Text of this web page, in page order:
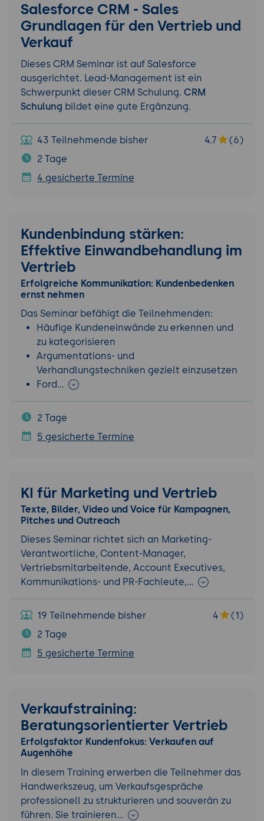
Salesforce CRM - Sales
Grundlagen für den Vertrieb und
Verkauf
Dieses CRM Seminar ist auf Salesforce
ausgerichtet. Lead-Management ist ein
Schwerpunkt dieser CRM Schulung. CRM
Schulung bildet eine gute Ergänzung.
43 Teilnehmende bisher 4.7
(6)
2 Tage
4 gesicherte Termine
Kundenbindung stärken:
Effektive Einwandbehandlung im
Vertrieb
Erfolgreiche Kommunikation: Kundenbedenken
ernst nehmen
Das Seminar befähigt die Teilnehmenden:
Häufige Kundeneinwände zu erkennen und
zu kategorisieren
Argumentations- und
Verhandlungstechniken gezielt einzusetzen
Ford…
2 Tage
5 gesicherte Termine
KI für Marketing und Vertrieb
Texte, Bilder, Video und Voice für Kampagnen,
Pitches und Outreach
Dieses Seminar richtet sich an Marketing-
Verantwortliche, Content-Manager,
Vertriebsmitarbeitende, Account Executives,
Kommunikations- und PR-Fachleute,…
19 Teilnehmende bisher 4
(1)
2 Tage
5 gesicherte Termine
Verkaufstraining:
Beratungsorientierter Vertrieb
Erfolgsfaktor Kundenfokus: Verkaufen auf
Augenhöhe
In diesem Training erwerben die Teilnehmer das
Handwerkszeug, um Verkaufsgespräche
professionell zu strukturieren und souverän zu
führen. Sie trainieren…